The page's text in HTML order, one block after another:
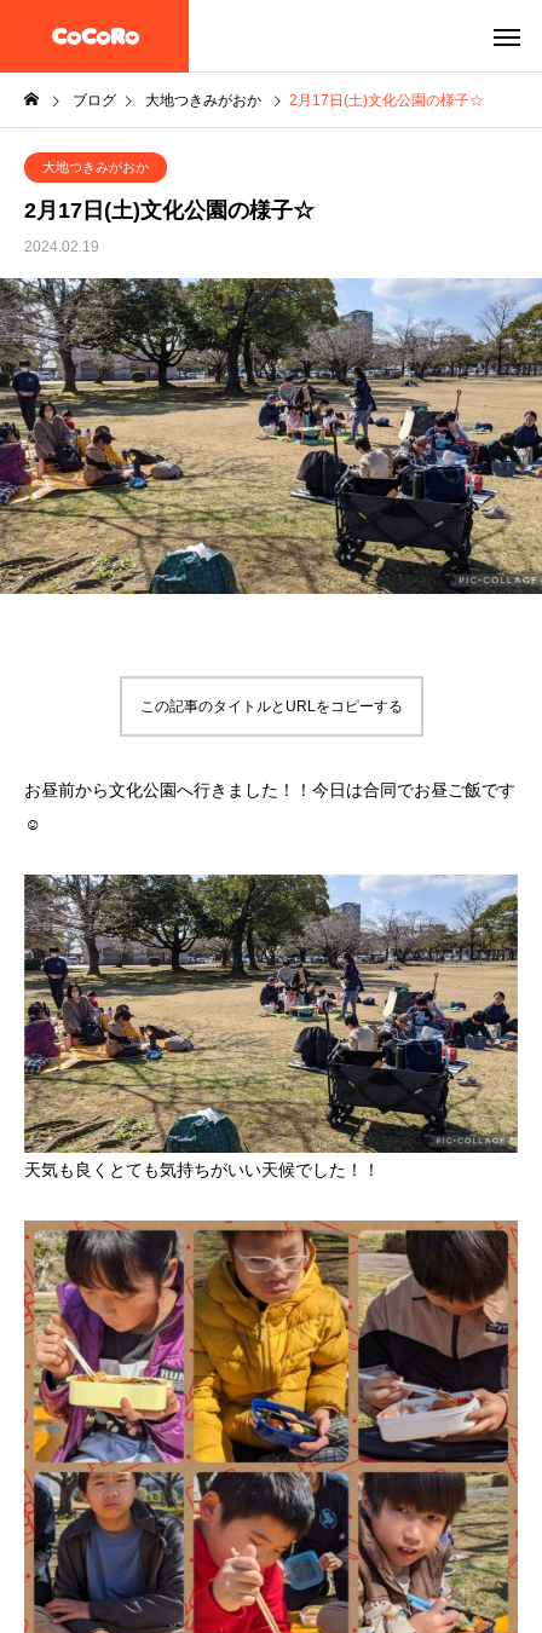
ブログ 大地つきみがおか 2月17日(土)文化公園の様子☆
大地つきみがおか
2月17日(土)文化公園の様子☆
2024.02.19
この記事のタイトルとURLをコピーする
お昼前から文化公園へ行きました！！今日は合同でお昼ご飯です
☺️
天気も良くとても気持ちがいい天候でした！！